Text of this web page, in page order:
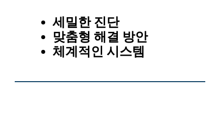
세밀한 진단
맞춤형 해결 방안
체계적인 시스템